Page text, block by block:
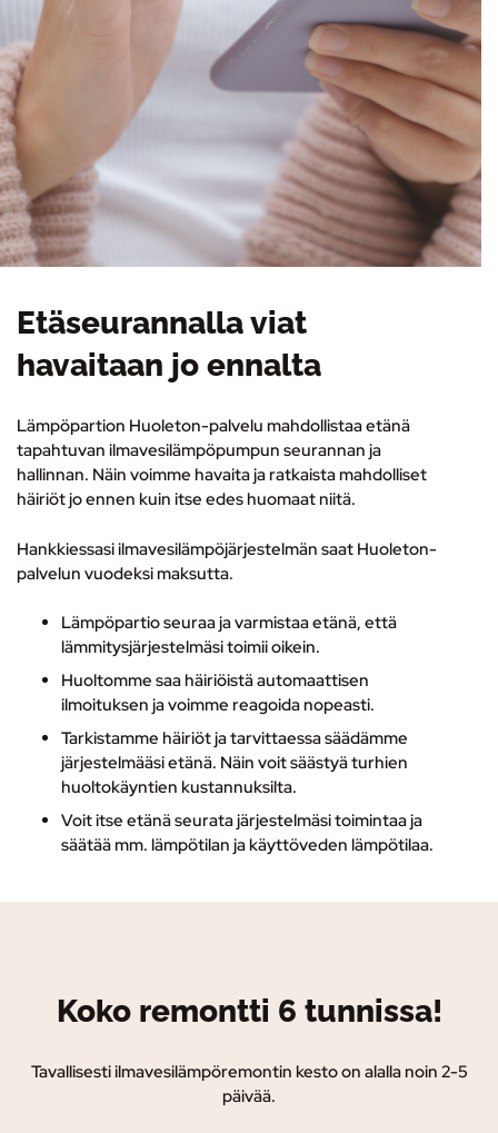
Etäseurannalla viat
havaitaan jo ennalta
Lämpöpartion Huoleton-palvelu mahdollistaa etänä
tapahtuvan ilmavesilämpöpumpun seurannan ja
hallinnan. Näin voimme havaita ja ratkaista mahdolliset
häiriöt jo ennen kuin itse edes huomaat niitä.
Hankkiessasi ilmavesilämpöjärjestelmän saat Huoleton-
palvelun vuodeksi maksutta.
Lämpöpartio seuraa ja varmistaa etänä, että
lämmitysjärjestelmäsi toimii oikein.
Huoltomme saa häiriöistä automaattisen
ilmoituksen ja voimme reagoida nopeasti.
Tarkistamme häiriöt ja tarvittaessa säädämme
järjestelmääsi etänä. Näin voit säästyä turhien
huoltokäyntien kustannuksilta.
Voit itse etänä seurata järjestelmäsi toimintaa ja
säätää mm. lämpötilan ja käyttöveden lämpötilaa.
Koko remontti 6 tunnissa!
Tavallisesti ilmavesilämpöremontin kesto on alalla noin 2-5
päivää.